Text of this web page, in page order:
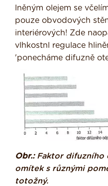
lněným olejem se
pouze obvodových
interiérových! Zde
vlhkostnl regulace
'ponecháme difuzně
Obr.:Faktor difuzního
omítek s různými
totožný.